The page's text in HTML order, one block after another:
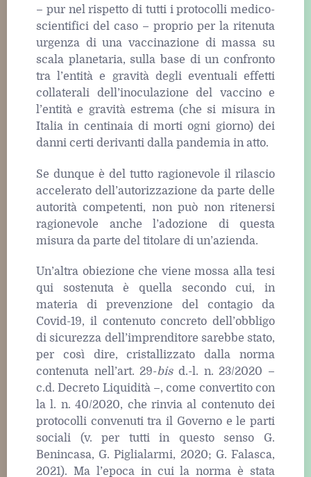
– pur nel rispetto di tutti i protocolli medico-
scientifici del caso – proprio per la ritenuta
urgenza di una vaccinazione di massa su
scala planetaria, sulla base di un confronto
tra l’entità e gravità degli eventuali effetti
collaterali dell’inoculazione del vaccino e
l’entità e gravità estrema (che si misura in
Italia in centinaia di morti ogni giorno) dei
danni certi derivanti dalla pandemia in atto.
Se dunque è del tutto ragionevole il rilascio
accelerato dell’autorizzazione da parte delle
autorità competenti, non può non ritenersi
ragionevole anche l’adozione di questa
misura da parte del titolare di un’azienda.
Un’altra obiezione che viene mossa alla tesi
qui sostenuta è quella secondo cui, in
materia di prevenzione del contagio da
Covid-19, il contenuto concreto dell’obbligo
di sicurezza dell’imprenditore sarebbe stato,
per così dire, cristallizzato dalla norma
contenuta nell’art. 29-bisd.-l. n. 23/2020 –
c.d. Decreto Liquidità –, come convertito con
la l. n. 40/2020, che rinvia al contenuto dei
protocolli convenuti tra il Governo e le parti
sociali (v. per tutti in questo senso G.
Benincasa, G. Piglialarmi, 2020; G. Falasca,
2021). Ma l’epoca in cui la norma è stata